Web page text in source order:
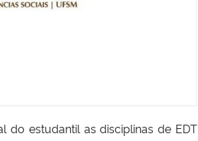
do estudantil as disciplinas de EDT